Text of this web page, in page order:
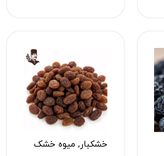
خشکبار, میوه خشک